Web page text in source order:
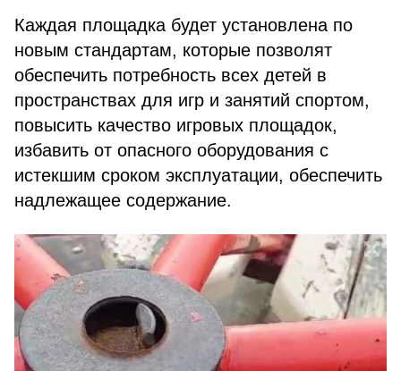
Каждая площадка будет установлена по
новым стандартам, которые позволят
обеспечить потребность всех детей в
пространствах для игр и занятий спортом,
повысить качество игровых площадок,
избавить от опасного оборудования с
истекшим сроком эксплуатации, обеспечить
надлежащее содержание.